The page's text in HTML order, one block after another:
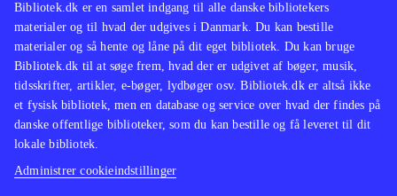
Bibliotek.dk er en samlet indgang til alle danske bibliotekers
materialer og til hvad der udgives i Danmark. Du kan bestille
materialer og så hente og låne på dit eget bibliotek. Du kan bruge
Bibliotek.dk til at søge frem, hvad der er udgivet af bøger, musik,
tidsskrifter, artikler, e-bøger, lydbøger osv. Bibliotek.dk er altså ikke
et fysisk bibliotek, men en database og service over hvad der findes på
danske offentlige biblioteker, som du kan bestille og få leveret til dit
lokale bibliotek.
Administrer cookieindstillinger